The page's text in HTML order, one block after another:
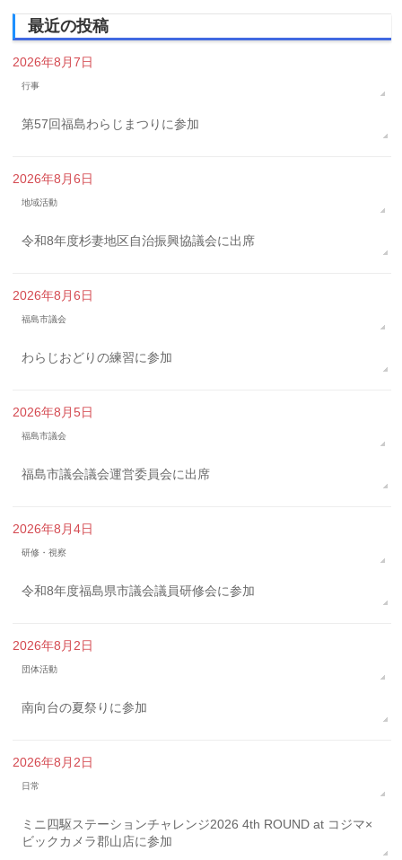
最近の投稿
2026年8月7日
行事
第57回福島わらじまつりに参加
2026年8月6日
地域活動
令和8年度杉妻地区自治振興協議会に出席
2026年8月6日
福島市議会
わらじおどりの練習に参加
2026年8月5日
福島市議会
福島市議会議会運営委員会に出席
2026年8月4日
研修・視察
令和8年度福島県市議会議員研修会に参加
2026年8月2日
団体活動
南向台の夏祭りに参加
2026年8月2日
日常
ミニ四駆ステーションチャレンジ2026 4th ROUND at コジマ×
ビックカメラ郡山店に参加